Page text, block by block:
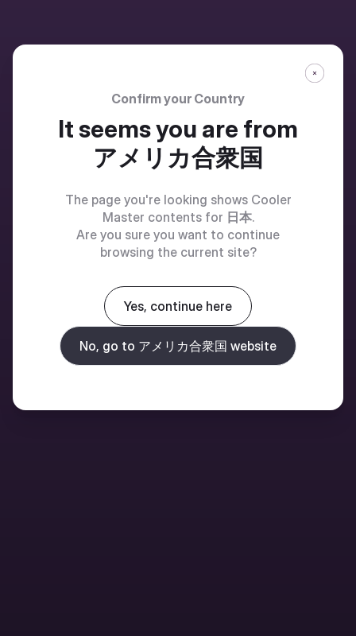
Confirm your Country
It seems you are from
アメリカ合衆国
The page you're looking shows Cooler
Master contents for 日本.
Are you sure you want to continue
browsing the current site?
Yes, continue here
No, go to アメリカ合衆国 website